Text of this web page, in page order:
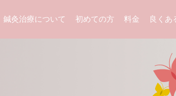
鍼灸治療について 初めての方 料金 良くあ